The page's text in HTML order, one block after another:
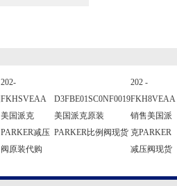
202-
FKHSVEAA
美国派克
PARKER减压
阀原装代购
D3FBE01SC0NF0019
美国派克原装
PARKER比例阀现货
202 -
FKH8VEAA
销售美国派
克PARKER
减压阀现货